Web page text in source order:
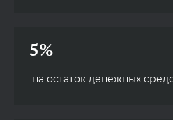
5%
на остаток денежных